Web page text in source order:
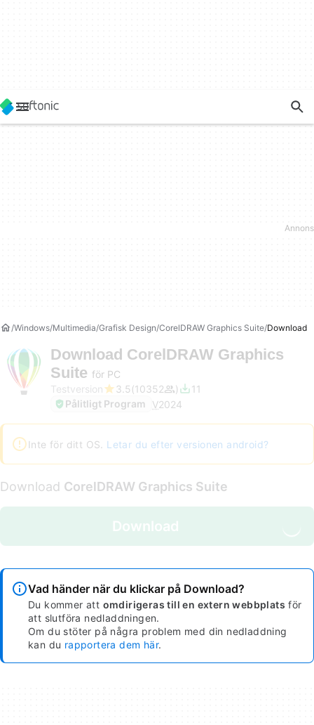
Windows Multimedia Grafisk Design CorelDRAW Graphics Suite Download
Download CorelDRAW Graphics
Suite för PC
Testversion
3.5 10352
11
Pålitligt Program
V2024
Inte för ditt OS. Letar du efter versionen android?
Download CorelDRAW Graphics Suite
Download
Vad händer när du klickar på Download?
Du kommer att omdirigeras till en extern webbplats för
att slutföra nedladdningen.
Om du stöter på några problem med din nedladdning
kan du rapportera dem här.